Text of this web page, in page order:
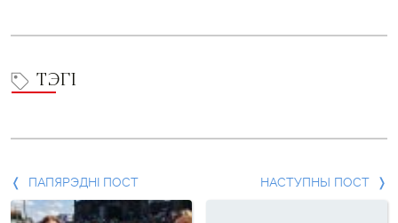
ТЭГІ
Папярэдні
пост
ПАПЯРЭДНІ ПОСТ НАСТУПНЫ ПОСТ